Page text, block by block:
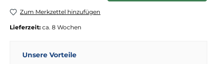
Zum Merkzettel hinzufügen
Lieferzeit: ca. 8 Wochen
Unsere Vorteile